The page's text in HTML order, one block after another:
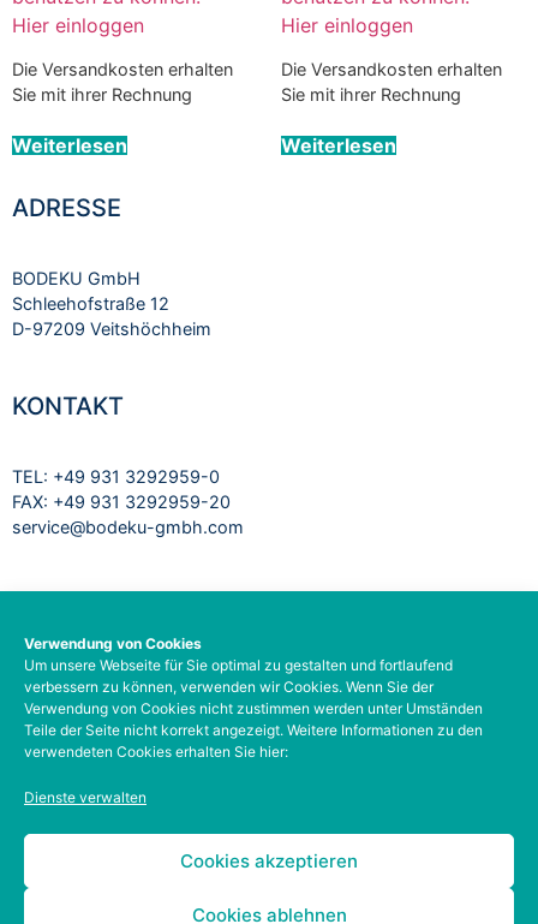
Verwendung von Cookies
Um unsere Webseite für Sie optimal zu gestalten und fortlaufend
verbessern zu können, verwenden wir Cookies. Wenn Sie der
Verwendung von Cookies nicht zustimmen werden unter Umständen
Teile der Seite nicht korrekt angezeigt. Weitere Informationen zu den
verwendeten Cookies erhalten Sie hier:
Dienste verwalten
Cookies akzeptieren
Cookies ablehnen
Hier einloggen
Die Versandkosten erhalten
Sie mit ihrer Rechnung
Weiterlesen
Hier einloggen
Die Versandkosten erhalten
Sie mit ihrer Rechnung
Weiterlesen
ADRESSE
BODEKU GmbH
Schleehofstraße 12
D-97209 Veitshöchheim
KONTAKT
TEL: +49 931 3292959-0
FAX: +49 931 3292959-20
service@bodeku-gmbh.com
Impressum
Datenschutzbelehrung
AGB
Barrierefreiheit
Kontodetails